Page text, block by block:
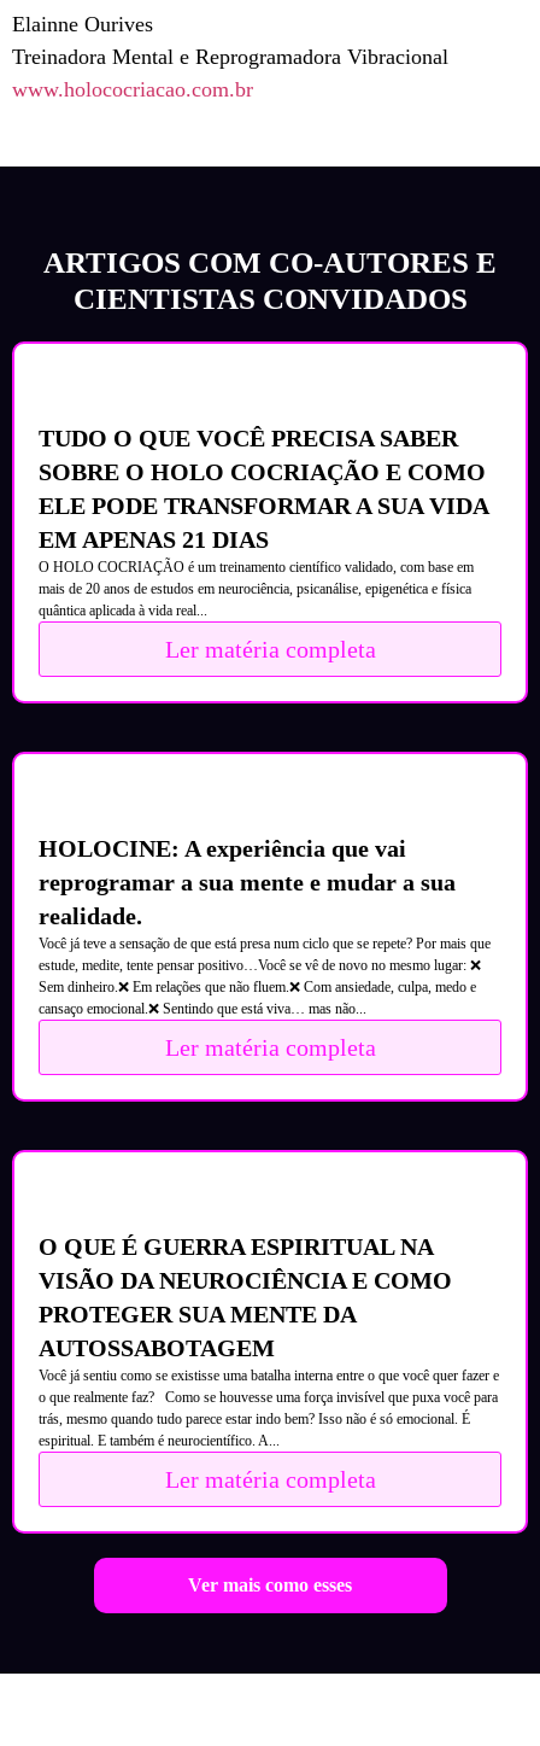
Elainne Ourives
Treinadora Mental e Reprogramadora Vibracional
www.holococriacao.com.br
ARTIGOS COM CO-AUTORES E
CIENTISTAS CONVIDADOS
TUDO O QUE VOCÊ PRECISA SABER
SOBRE O HOLO COCRIAÇÃO E COMO
ELE PODE TRANSFORMAR A SUA VIDA
EM APENAS 21 DIAS
O HOLO COCRIAÇÃO é um treinamento científico validado, com base em
mais de 20 anos de estudos em neurociência, psicanálise, epigenética e física
quântica aplicada à vida real...
Ler matéria completa
HOLOCINE: A experiência que vai
reprogramar a sua mente e mudar a sua
realidade.
Você já teve a sensação de que está presa num ciclo que se repete? Por mais que
estude, medite, tente pensar positivo…Você se vê de novo no mesmo lugar: ❌
Sem dinheiro.❌ Em relações que não fluem.❌ Com ansiedade, culpa, medo e
cansaço emocional.❌ Sentindo que está viva… mas não...
Ler matéria completa
O QUE É GUERRA ESPIRITUAL NA
VISÃO DA NEUROCIÊNCIA E COMO
PROTEGER SUA MENTE DA
AUTOSSABOTAGEM
Você já sentiu como se existisse uma batalha interna entre o que você quer fazer e
o que realmente faz? Como se houvesse uma força invisível que puxa você para
trás, mesmo quando tudo parece estar indo bem? Isso não é só emocional. É
espiritual. E também é neurocientífico. A...
Ler matéria completa
Ver mais como esses